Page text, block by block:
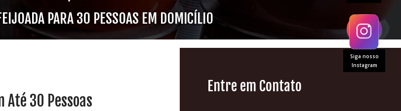
Siga nosso
Instagram
PARA 30 PESSOAS EM DOMICÍLIO
Até 30 Pessoas
Entre em Contato